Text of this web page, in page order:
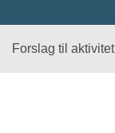
Forslag til aktivitet